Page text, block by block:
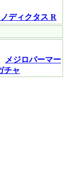
ディクタス R
メジロパーマー
チャ